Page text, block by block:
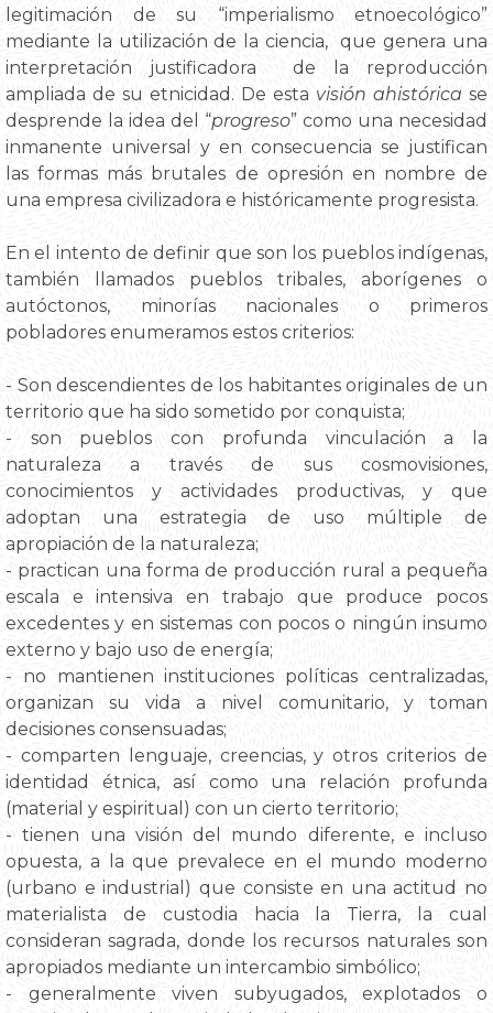
legitimación de su “imperialismo etnoecológico”
mediante la utilización de la ciencia, que genera una
interpretación justificadora de la reproducción
ampliada de su etnicidad. De esta visión ahistórica se
desprende la idea del “progreso” como una necesidad
inmanente universal y en consecuencia se justifican
las formas más brutales de opresión en nombre de
una empresa civilizadora e históricamente progresista.
En el intento de definir que son los pueblos indígenas,
también llamados pueblos tribales, aborígenes o
autóctonos, minorías nacionales o primeros
pobladores enumeramos estos criterios:
- Son descendientes de los habitantes originales de un
territorio que ha sido sometido por conquista;
- son pueblos con profunda vinculación a la
naturaleza a través de sus cosmovisiones,
conocimientos y actividades productivas, y que
adoptan una estrategia de uso múltiple de
apropiación de la naturaleza;
- practican una forma de producción rural a pequeña
escala e intensiva en trabajo que produce pocos
excedentes y en sistemas con pocos o ningún insumo
externo y bajo uso de energía;
- no mantienen instituciones políticas centralizadas,
organizan su vida a nivel comunitario, y toman
decisiones consensuadas;
- comparten lenguaje, creencias, y otros criterios de
identidad étnica, así como una relación profunda
(material y espiritual) con un cierto territorio;
- tienen una visión del mundo diferente, e incluso
opuesta, a la que prevalece en el mundo moderno
(urbano e industrial) que consiste en una actitud no
materialista de custodia hacia la Tierra, la cual
consideran sagrada, donde los recursos naturales son
apropiados mediante un intercambio simbólico;
- generalmente viven subyugados, explotados o